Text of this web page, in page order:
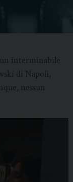
un interminabile
di Napoli,
nessun